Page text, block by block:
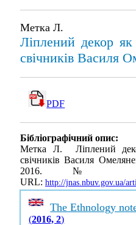
Метка Л.
Ліплений декор як
свічників Василя
PDF
Бібліографічний опис:
Метка Л. Ліплений
свічників Василя
2016. № 2.
URL: http://jnas.nbuv.gov.ua/
The Ethnology
(2016, 2)